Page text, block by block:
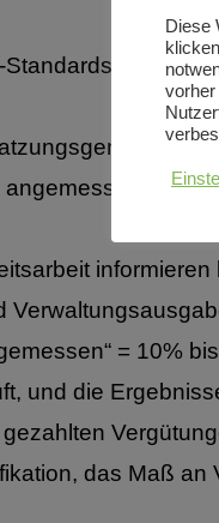
erfüllt die
= 10%
und die
das Maß
Diese
vorher